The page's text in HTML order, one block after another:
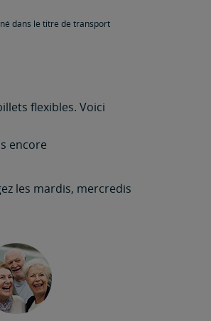
dans le titre de transport
flexibles. Voici
encore
les mardis, mercredis